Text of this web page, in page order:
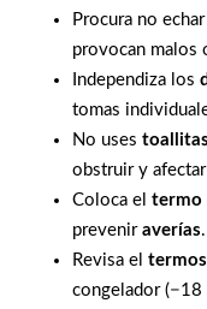
Procura no echar
provocan malos
Independiza los
tomas
No uses
obstruir y
Coloca el termo
prevenir averías.
Revisa el
congelador (−18